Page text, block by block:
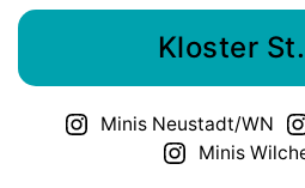
Kloster
Minis Neustadt/WN
Minis